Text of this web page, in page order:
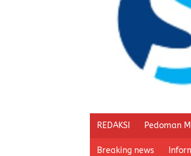
REDAKSI Pedoman
Breaking news